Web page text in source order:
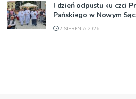
I dzień odpustu ku czci
Pańskiego w Nowym
2 SIERPNIA 2026